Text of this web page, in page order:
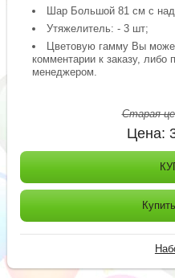
Шар Большой 81 см с
Утяжелитель: - 3 шт;
Цветовую гамму Вы
комментарии к заказу,
менеджером.
Старая
Цена: